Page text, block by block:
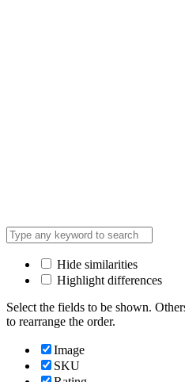
Hide similarities
Highlight differences
Select the fields to be shown.
to rearrange the order.
Image
SKU